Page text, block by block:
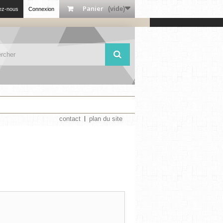
Panier (vide)
Connexion
nous
contact plan du site